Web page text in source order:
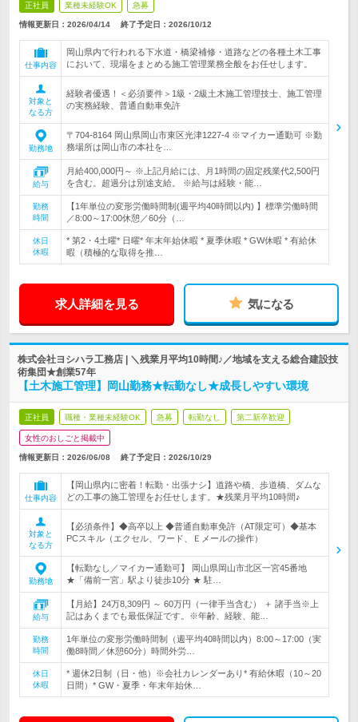
正社員 業種未経験OK 急募
情報更新日：2026/04/14 終了予定日： 2026/10/12
仕事内容
岡山県内で行われる下水道・橋梁補修・道路などの各種土木工事
において、現場をまとめる施工管理業務全般をお任せします。
対象と
なる方
経験者優遇！＜必須要件＞1級・2級土木施工管理技士、施工管理
の実務経験、普通自動車免許
勤務地
〒704‐8164 岡山県岡山市東区光津1227-4 ※マイカー通勤可 ※勤
務場所は岡山市の本社を…
給与
月給400,000円～ ※上記月給には、月1時間の固定残業代2,500円
を含む。超過分は別途支給。 ※給与は経験・能…
勤務
時間
【1年単位の変形労働時間制(週平均40時間以内) 】標準労働時間
／8:00～17:00休憩／60分（…
休日
休暇
* 第2・4土曜* 日曜* 年末年始休暇 * 夏季休暇 * GW休暇 * 有給休
暇（積極的な取得を推…
求人詳細を見る 気になる
株式会社ヨシハラ工務店 | ＼残業月平均10時間♪／地域を支える総合建設技
術集団★創業57年
【土木施工管理】岡山勤務★転勤なし★成長しやすい環境
正社員 職種・業種未経験OK 急募 転勤なし 第二新卒歓迎
女性のおしごと掲載中
情報更新日：2026/06/08 終了予定日： 2026/10/29
仕事内容
【岡山県内に密着！転勤・出張ナシ】道路や橋、歩道橋、ダムな
どの工事の施工管理をお任せします。★残業月平均10時間♪
対象と
なる方
【必須条件】◆高卒以上 ◆普通自動車免許（AT限定可）◆基本
PCスキル（エクセル、ワード、Ｅメールの操作）
勤務地
【転勤なし／マイカー通勤可】 岡山県岡山市北区一宮45番地
★「備前一宮」駅より徒歩10分 ★ 駐…
給与
【月給】24万8,309円 ～ 60万円（一律手当含む） ＋ 諸手当※上
記はあくまでも最低保証です。※年齢、経験、能…
勤務
時間
1年単位の変形労働時間制（週平均40時間以内）8:00～17:00（実
働8時間／休憩60分）時間外労…
休日
休暇
* 週休2日制（日・他）※会社カレンダーあり* 有給休暇（10～20
日間）* GW・夏季・年末年始休…